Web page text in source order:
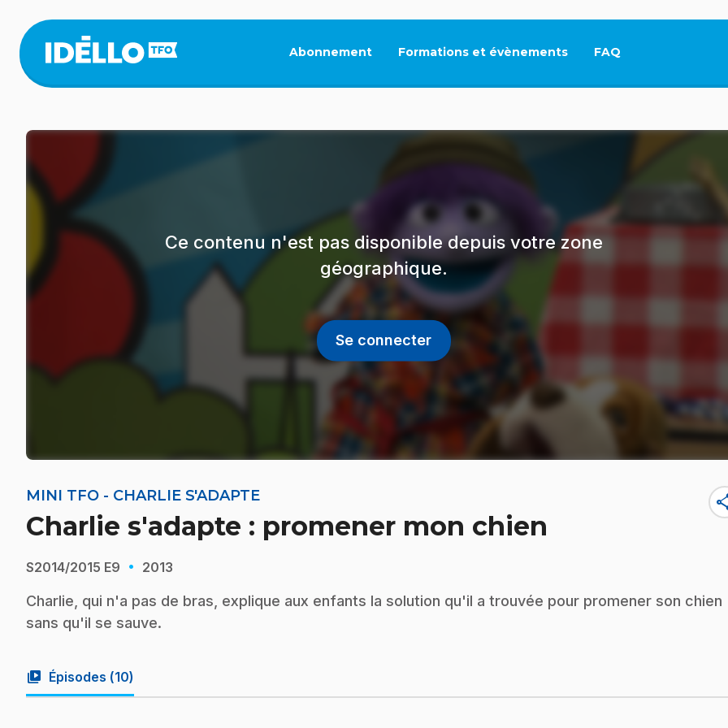
contenu
principal
Abonnement Formations et évènements FAQ
Ce lien s'ouvrira
Ce contenu n'est pas disponible depuis votre zone
géographique.
Se connecter
MINI TFO - CHARLIE S'ADAPTE
Charlie s'adapte : promener mon chien
S2014/2015 E9 · 2013
Charlie, qui n'a pas de bras, explique aux enfants la solution qu'il a trouvée pour promener son chien
sans qu'il se sauve.
video_library Épisodes (10)